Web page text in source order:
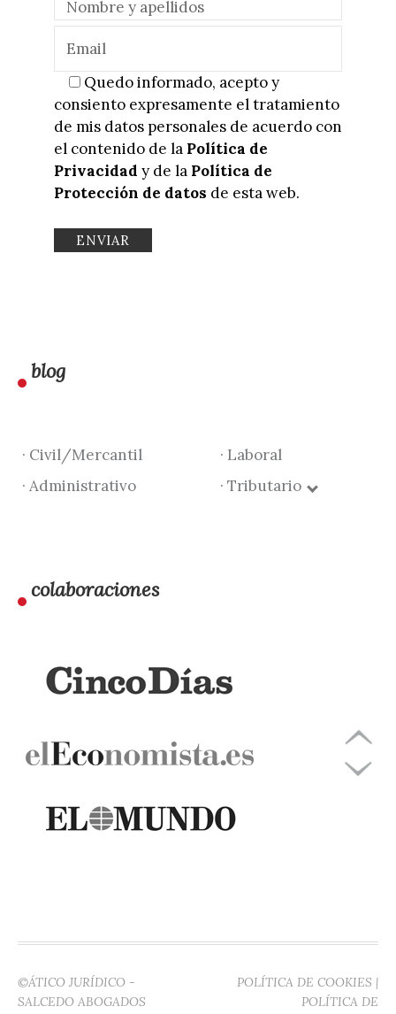
Quedo informado, acepto y
consiento expresamente el tratamiento
de mis datos personales de acuerdo con
el contenido de la Política de
Privacidad y de la Política de
Protección de datos de esta web.
blog
· Civil/Mercantil
· Laboral
· Administrativo
· Tributario
colaboraciones
©ÁTICO JURÍDICO -
SALCEDO ABOGADOS
POLÍTICA DE COOKIES |
POLÍTICA DE